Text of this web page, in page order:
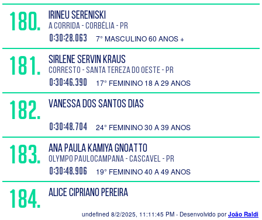
180. IRINEU SERENISKI
A corrida - Corbélia - PR
0:30:28.063 7° MASCULINO 60 ANOS +
181. SIRLENE SERVIN KRAUS
Corresto - Santa Tereza do Oeste - PR
0:30:46.390 17° FEMININO 18 A 29 ANOS
182. VANESSA DOS SANTOS DIAS
0:30:48.704 24° FEMININO 30 A 39 ANOS
183. ANA PAULA KAMIYA GNOATTO
Olympo PauloCampana - Cascavel - PR
0:30:48.906 19° FEMININO 40 A 49 ANOS
184. ALICE CIPRIANO PEREIRA
0:30:52.446 18° FEMININO 18 A 29 ANOS
undefined 8/2/2025, 11:11:45 PM - Desenvolvido porJoão Raldi